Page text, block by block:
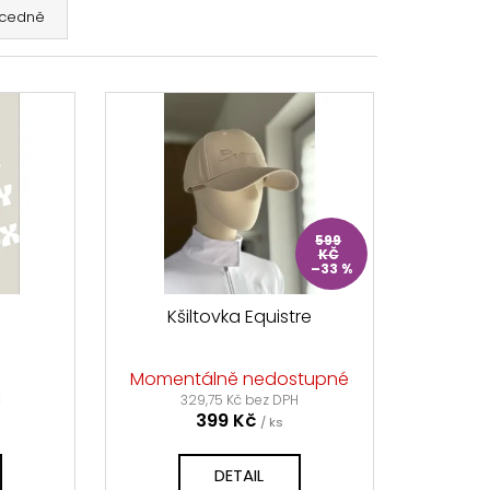
599
KČ
–33 %
Kšiltovka Equistre
Momentálně nedostupné
329,75 Kč bez DPH
399 Kč / ks
DETAIL
SHOWMASTER